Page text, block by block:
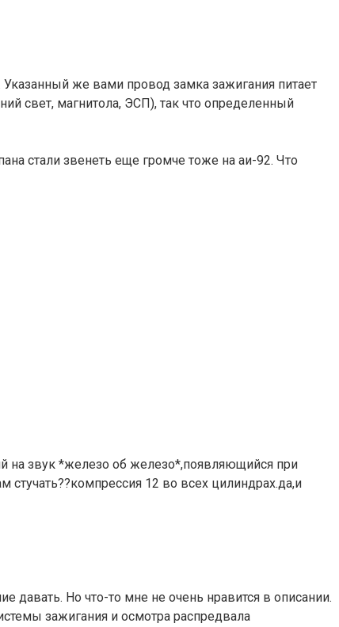
Указанный же вами провод замка зажигания питает
свет, магнитола, ЭСП), так что определенный
стали звенеть еще громче тоже на аи-92. Что
на звук *железо об железо*,появляющийся при
12 во всех цилиндрах.да,и
давать. Но что-то мне не очень нравится в описании.
зажигания и осмотра распредвала